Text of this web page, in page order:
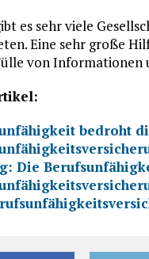
es sehr viele
Eine sehr große
von Informationen
bedroht
Die